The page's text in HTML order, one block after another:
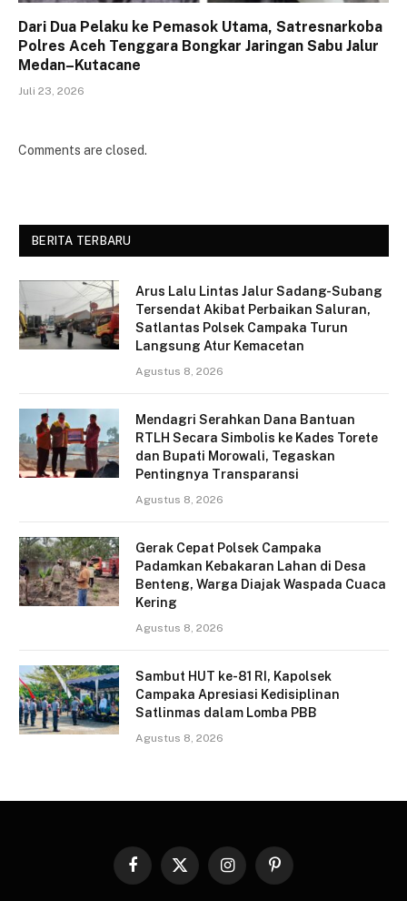
Dari Dua Pelaku ke Pemasok Utama, Satresnarkoba
Polres Aceh Tenggara Bongkar Jaringan Sabu Jalur
Medan–Kutacane
Juli 23, 2026
Comments are closed.
BERITA TERBARU
Arus Lalu Lintas Jalur Sadang-Subang
Tersendat Akibat Perbaikan Saluran,
Satlantas Polsek Campaka Turun
Langsung Atur Kemacetan
Agustus 8, 2026
Mendagri Serahkan Dana Bantuan
RTLH Secara Simbolis ke Kades Torete
dan Bupati Morowali, Tegaskan
Pentingnya Transparansi
Agustus 8, 2026
Gerak Cepat Polsek Campaka
Padamkan Kebakaran Lahan di Desa
Benteng, Warga Diajak Waspada Cuaca
Kering
Agustus 8, 2026
Sambut HUT ke-81 RI, Kapolsek
Campaka Apresiasi Kedisiplinan
Satlinmas dalam Lomba PBB
Agustus 8, 2026
Facebook
X
InstagramPinterest